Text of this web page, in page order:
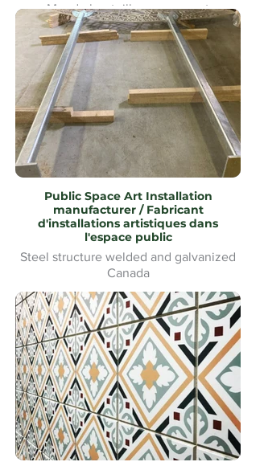
Mur de bouteilles en verre et
signalétique pour le Heineken Riverside
Beach Volleyball
Public Space Art Installation
manufacturer / Fabricant
d'installations artistiques dans
l'espace public
Steel structure welded and galvanized
Canada